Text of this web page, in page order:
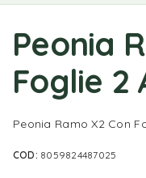
Peonia
Foglie 2
Peonia Ramo X2 Con
COD: 8059824487025